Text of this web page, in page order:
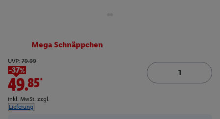
Mega Schnäppchen
UVP: 79.99
-37%
49.85*
inkl. MwSt. zzgl.
Lieferung